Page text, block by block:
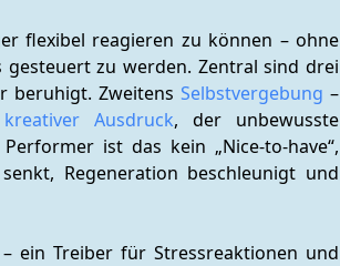
flexibel reagieren zu können – ohne
zu werden. Zentral sind drei
beruhigt. Zweitens Selbstvergebung –
kreativer Ausdruck, der unbewusste
ist das kein „Nice-to-have“,
Regeneration beschleunigt und
ein Treiber für Stressreaktionen und